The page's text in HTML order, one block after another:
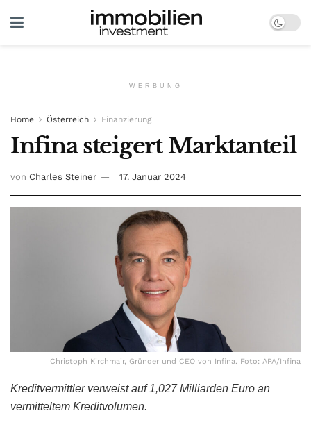
WERBUNG
Home Österreich Finanzierung
Infina steigert Marktanteil
von Charles Steiner 17. Januar 2024
Christoph Kirchmair, Gründer und CEO von Infina. Foto: APA/Infina
Kreditvermittler verweist auf 1,027 Milliarden Euro an
vermitteltem Kreditvolumen.